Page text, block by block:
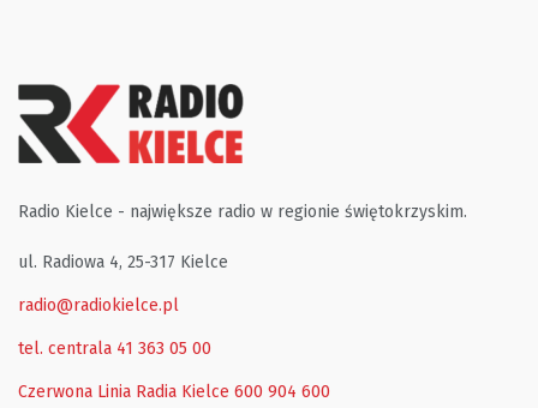
Radio Kielce - największe radio w regionie świętokrzyskim.
ul. Radiowa 4, 25-317 Kielce
radio@radiokielce.pl
tel. centrala 41 363 05 00
Czerwona Linia Radia Kielce 600 904 600